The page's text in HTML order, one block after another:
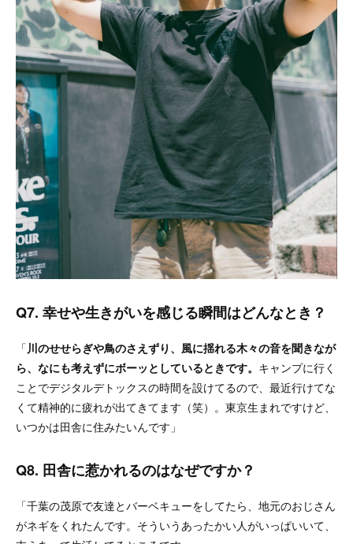
Q7. 幸せや生きがいを感じる瞬間はどんなとき？
「川のせせらぎや鳥のさえずり、風に揺れる木々の音を聞きなが
ら、なにも考えずにボーッとしているときです。 キャンプに行く
ことでデジタルデトックスの時間を設けてるので、最近行けてな
くて精神的に疲れが出てきてます（笑）。東京生まれですけど、
いつかは田舎に住みたいんです」
Q8. 田舎に惹かれるのはなぜですか？
「千葉の茂原で友達とバーベキューをしてたら、地元のおじさん
がネギをくれたんです。そういうあったかい人がいっぱいいて、